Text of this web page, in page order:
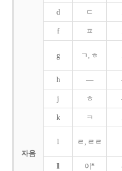
자음
d ㄷ
f ㅍ
g ㄱ, ㅎ
h ―
j ㅎ
k ㅋ
l ㄹ, ㄹㄹ
ll 이*